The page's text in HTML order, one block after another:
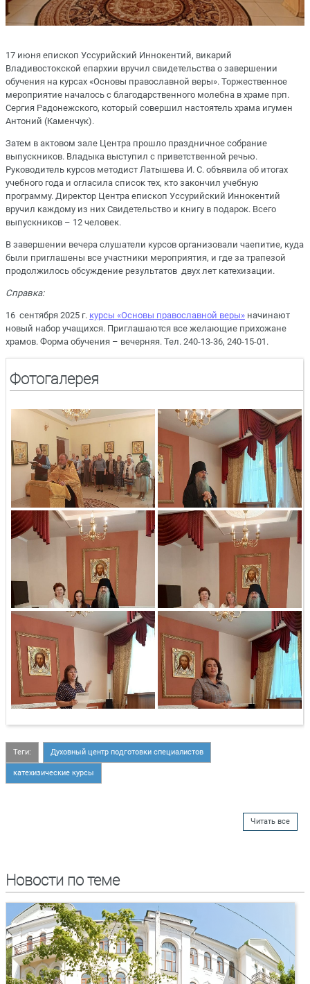
17 июня епископ Уссурийский Иннокентий, викарий
Владивостокской епархии вручил свидетельства о завершении
обучения на курсах «Основы православной веры». Торжественное
мероприятие началось с благодарственного молебна в храме прп.
Сергия Радонежского, который совершил настоятель храма игумен
Антоний (Каменчук).
Затем в актовом зале Центра прошло праздничное собрание
выпускников. Владыка выступил с приветственной речью.
Руководитель курсов методист Латышева И. С. объявила об итогах
учебного года и огласила список тех, кто закончил учебную
программу. Директор Центра епископ Уссурийский Иннокентий
вручил каждому из них Свидетельство и книгу в подарок. Всего
выпускников – 12 человек.
В завершении вечера слушатели курсов организовали чаепитие, куда
были приглашены все участники мероприятия, и где за трапезой
продолжилось обсуждение результатов двух лет катехизации.
Справка:
16 сентября 2025 г. курсы «Основы православной веры» начинают
новый набор учащихся. Приглашаются все желающие прихожане
храмов. Форма обучения – вечерняя. Тел. 240-13-36, 240-15-01.
Фотогалерея
Теги: Духовный центр подготовки специалистов
катехизические курсы
Читать все
Новости по теме